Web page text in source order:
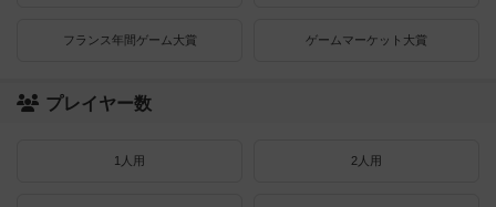
フランス年間ゲーム大賞 ゲームマーケット大賞
プレイヤー数
1人用 2人用